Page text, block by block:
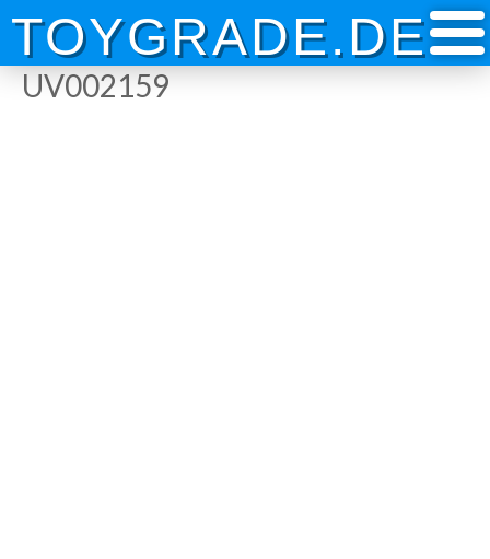
Skip
content
TOYGRADE.DE
UV002159